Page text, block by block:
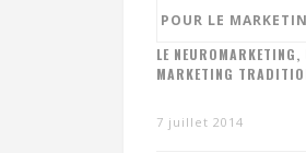
LE
MARKETING
7 juillet 2014